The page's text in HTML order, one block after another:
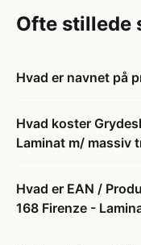
Ofte stillede
Hvad er navnet på
Hvad koster
Laminat m/ massiv
Hvad er EAN /
168 Firenze -